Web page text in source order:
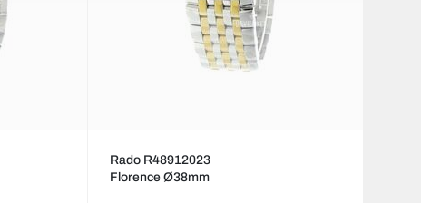
Rado R48912023
Florence Ø38mm